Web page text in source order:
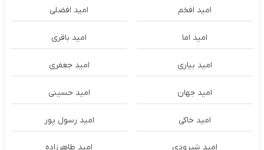
امید افخم امید افضلی
امید اما امید باقری
امید بیاری امید جعفری
امید جهان امید حسینی
امید خاکی امید رسول پور
امید شیرودی امید طاهرزاده